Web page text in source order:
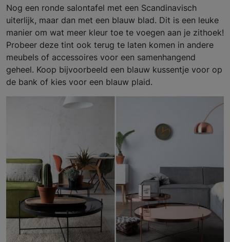
Nog een ronde salontafel met een Scandinavisch
uiterlijk, maar dan met een blauw blad. Dit is een leuke
manier om wat meer kleur toe te voegen aan je zithoek!
Probeer deze tint ook terug te laten komen in andere
meubels of accessoires voor een samenhangend
geheel. Koop bijvoorbeeld een blauw kussentje voor op
de bank of kies voor een blauw plaid.